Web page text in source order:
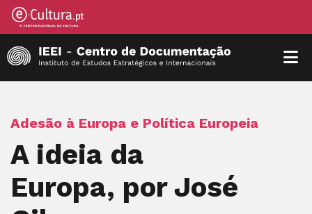
Adesão à Europa e Política Europeia
A ideia da
Europa, por José